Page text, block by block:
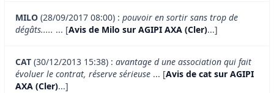
MILO (28/09/2017 08:00) : pouvoir en sortir sans trop de
dégâts..... ... [Avis de Milo sur AGIPI AXA (Cler)...]
CAT (30/12/2013 15:38) : avantage d une association qui fait
évoluer le contrat, réserve sérieuse ... [Avis de cat sur AGIPI
AXA (Cler)...]